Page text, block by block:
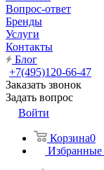
Вопрос-ответ
Бренды
Услуги
Контакты
Блог
+7(495)120-66-47
Заказать звонок
Задать вопрос
Войти
Корзина0
Избранные